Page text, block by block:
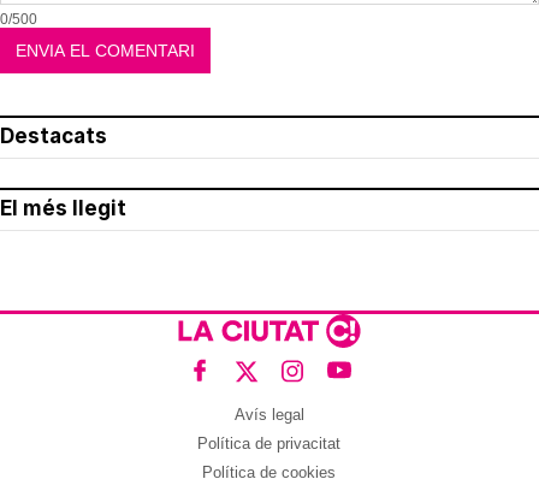
0/500
Destacats
El més llegit
Avís legal
Política de privacitat
Política de cookies